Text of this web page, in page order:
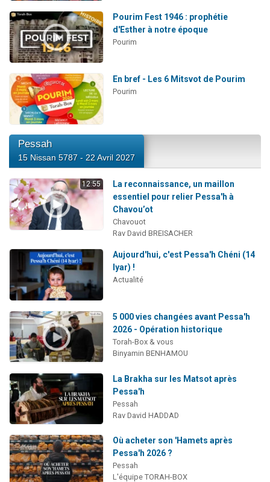
Pourim Fest 1946 : prophétie
d'Esther à notre époque
Pourim
En bref - Les 6 Mitsvot de Pourim
Pourim
Pessah
15 Nissan 5787 - 22 Avril 2027
12:55
La reconnaissance, un maillon
essentiel pour relier Pessa'h à
Chavou’ot
Chavouot
Rav David BREISACHER
Aujourd'hui, c'est Pessa'h Chéni (14
Iyar) !
Actualité
5 000 vies changées avant Pessa'h
2026 - Opération historique
Torah-Box & vous
Binyamin BENHAMOU
La Brakha sur les Matsot après
Pessa'h
Pessah
Rav David HADDAD
Où acheter son 'Hamets après
Pessa'h 2026 ?
Pessah
L'équipe TORAH-BOX